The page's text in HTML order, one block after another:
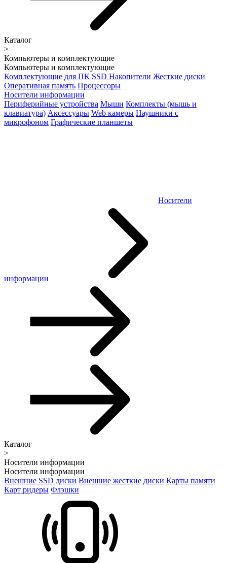
Каталог
>
Компьютеры и комплектующие
Компьютеры и комплектующие
Комплектующие для ПК SSD Накопители Жесткие диски
Оперативная память Процессоры
Носители информации
Периферийные устройства Мыши Комплекты (мышь и
клавиатура) Аксессуары Web камеры Наушники с
микрофоном Графические планшеты
Носители
информации
Каталог
>
Носители информации
Носители информации
Внешние SSD диски Внешние жесткие диски Карты памяти
Карт ридеры Флэшки